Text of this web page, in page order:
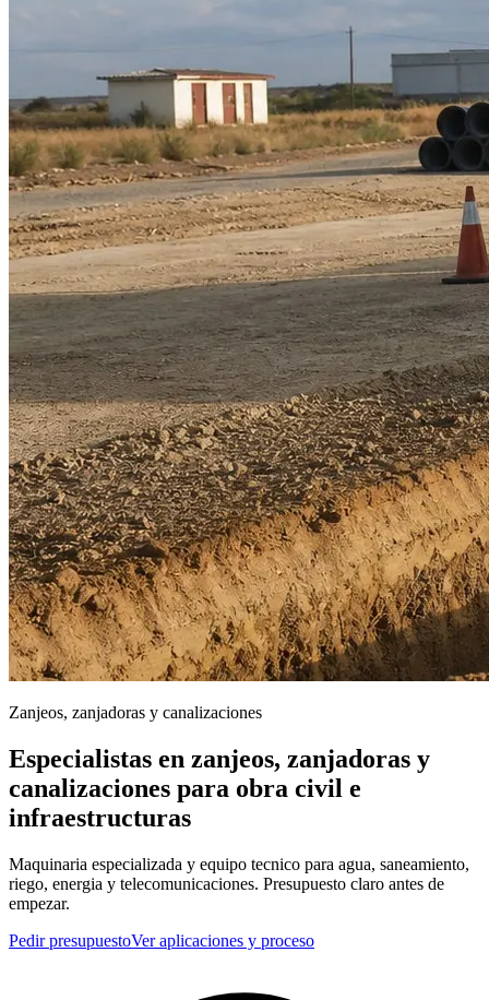
Zanjeos, zanjadoras y canalizaciones
Especialistas en zanjeos, zanjadoras y
canalizaciones para obra civil e
infraestructuras
Maquinaria especializada y equipo tecnico para agua, saneamiento,
riego, energia y telecomunicaciones. Presupuesto claro antes de
empezar.
Pedir presupuestoVer aplicaciones y proceso